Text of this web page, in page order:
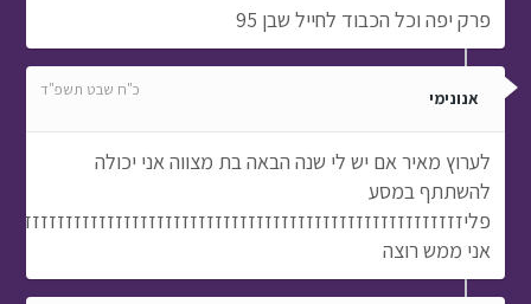
פרק יפה וכל הכבוד לחייל שבן 95
אנונימי כ"ח שבט תשפ"ד
לערוץ מאיר אם יש לי שנה הבאה בת מצווה אני יכולה
להשתתף במסע
אני ממש רוצה